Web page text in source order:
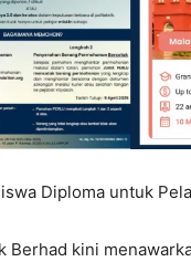
Diploma untuk
Berhad kini